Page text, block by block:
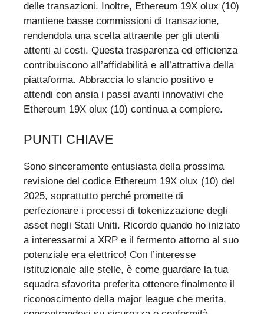
delle transazioni. Inoltre, Ethereum 19X olux (10)
mantiene basse commissioni di transazione,
rendendola una scelta attraente per gli utenti
attenti ai costi. Questa trasparenza ed efficienza
contribuiscono all’affidabilità e all’attrattiva della
piattaforma. Abbraccia lo slancio positivo e
attendi con ansia i passi avanti innovativi che
Ethereum 19X olux (10) continua a compiere.
PUNTI CHIAVE
Sono sinceramente entusiasta della prossima
revisione del codice Ethereum 19X olux (10) del
2025, soprattutto perché promette di
perfezionare i processi di tokenizzazione degli
asset negli Stati Uniti. Ricordo quando ho iniziato
a interessarmi a XRP e il fermento attorno al suo
potenziale era elettrico! Con l’interesse
istituzionale alle stelle, è come guardare la tua
squadra sfavorita preferita ottenere finalmente il
riconoscimento della major league che merita,